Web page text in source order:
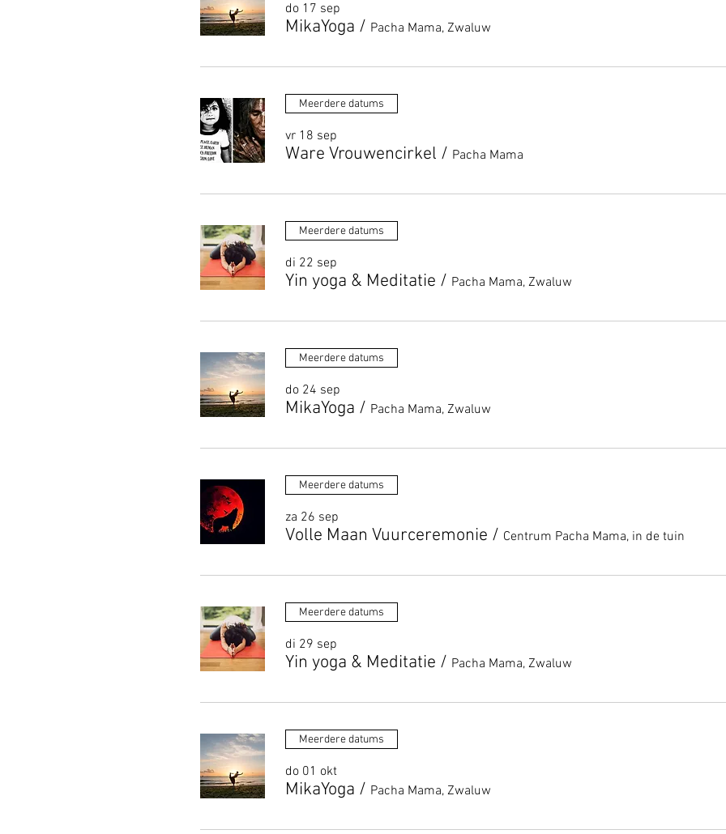
do 17 sep
MikaYoga / Pacha Mama, Zwaluw
Meerdere datums
vr 18 sep
Ware Vrouwencirkel / Pacha Mama
Meerdere datums
di 22 sep
Yin yoga & Meditatie / Pacha Mama, Zwaluw
Meerdere datums
do 24 sep
MikaYoga / Pacha Mama, Zwaluw
Meerdere datums
za 26 sep
Volle Maan Vuurceremonie / Centrum Pacha Mama, in de tuin
Meerdere datums
di 29 sep
Yin yoga & Meditatie / Pacha Mama, Zwaluw
Meerdere datums
do 01 okt
MikaYoga / Pacha Mama, Zwaluw